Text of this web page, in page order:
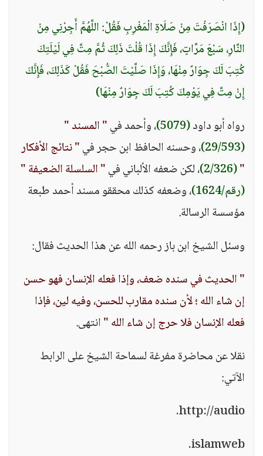
(إِذَا انْصَرَفْتَ مِنْ صَلَاةِ الْمَغْرِبِ فَقُلْ: اللَّهُمَّ أَجِرْنِي مِنْ
النَّارِ، سَبْعَ مَرَّاتٍ، فَإِنَّكَ إِذَا قُلْتَ ذَلِكَ ثُمَّ مِتَّ فِي لَيْلَتِكَ
كُتِبَ لَكَ جِوَارٌ مِنْهَا، وَإِذَا صَلَّيْتَ الصُّبْحَ فَقُلْ كَذَلِكَ، فَإِنَّكَ
إِنْ مِتَّ فِي يَوْمِكَ كُتِبَ لَكَ جِوَارٌ مِنْهَا)
رواه أبو داود(5079) ، وأحمد في" المسند "
(29/593)
، وحسنه الحافظ ابن حجر في" نتائج الأفكار
"
(2/326) ، لكن ضعفه الألباني في" السلسلة الضعيفة "
(رقم/1624)
، وضعفه كذلك محققو مسند أحمد طبعة
مؤسسة الرسالة.
وسئل الشيخ ابن باز رحمه الله عن هذا الحديث فقال:
" الحديث في سنده ضعف، وإذا فعله الإنسان فهو حسن
إن شاء الله ؛ لأن سنده مقارب للحسن، وفيه لين، فإذا
فعله الإنسان فلا حرج إن شاء الله "انتهى.
نقلا عن محاضرة مفرغة لسماحة الشيخ على الرابط
الآتي:
http://audio.
islamweb.